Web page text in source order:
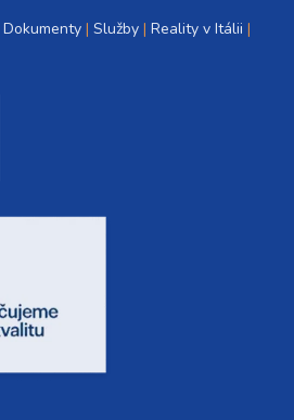
Dokumenty Služby Reality v Itálii